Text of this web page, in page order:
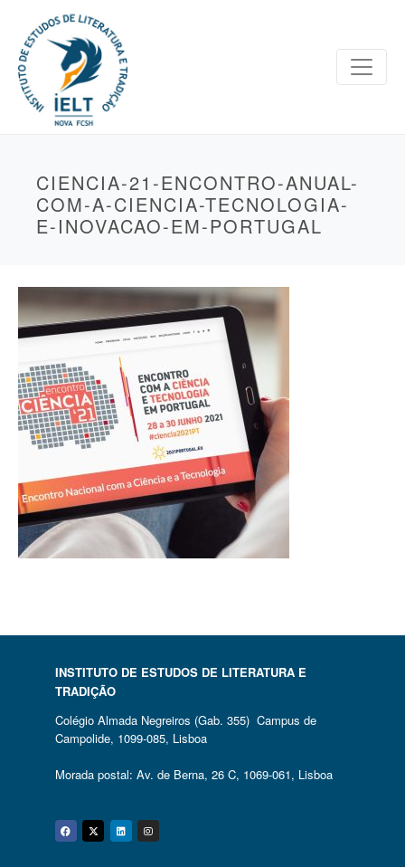
CIENCIA-21-ENCONTRO-ANUAL-
COM-A-CIENCIA-TECNOLOGIA-
E-INOVACAO-EM-PORTUGAL
INSTITUTO DE ESTUDOS DE LITERATURA E
TRADIÇÃO
Colégio Almada Negreiros (Gab. 355) Campus de
Campolide, 1099-085, Lisboa
Morada postal: Av. de Berna, 26 C, 1069-061, Lisboa
Facebook
Twitter
Linkedin
Instagram